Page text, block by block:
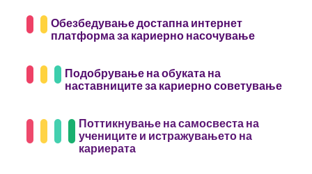
Обезбедување достапна интернет
платформа за кариерно насочување
Подобрување на обуката на
наставниците за кариерно советување
Поттикнување на самосвеста на
учениците и истражувањето на
кариерата